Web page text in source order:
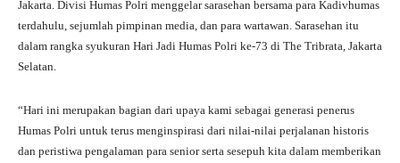
ts
A
pp
gr
a
bo
ok
tte
r
re
Jakarta. Divisi Humas Polri menggelar sarasehan bersama para Kadivhumas
terdahulu, sejumlah pimpinan media, dan para wartawan. Sarasehan itu
dalam rangka syukuran Hari Jadi Humas Polri ke-73 di The Tribrata, Jakarta
Selatan.
“Hari ini merupakan bagian dari upaya kami sebagai generasi penerus
Humas Polri untuk terus menginspirasi dari nilai-nilai perjalanan historis
dan peristiwa pengalaman para senior serta sesepuh kita dalam memberikan